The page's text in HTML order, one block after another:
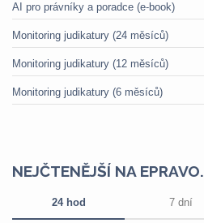
AI pro právníky a poradce (e-book)
Monitoring judikatury (24 měsíců)
Monitoring judikatury (12 měsíců)
Monitoring judikatury (6 měsíců)
NEJČTENĚJŠÍ NA
24 hod 7 dní